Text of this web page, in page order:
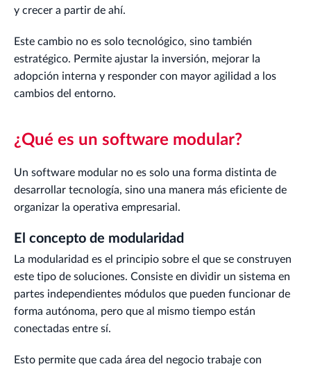
y crecer a partir de ahí.
Este cambio no es solo tecnológico, sino también
estratégico. Permite ajustar la inversión, mejorar la
adopción interna y responder con mayor agilidad a los
cambios del entorno.
¿Qué es un software modular?
Un software modular no es solo una forma distinta de
desarrollar tecnología, sino una manera más eficiente de
organizar la operativa empresarial.
El concepto de modularidad
La modularidad es el principio sobre el que se construyen
este tipo de soluciones. Consiste en dividir un sistema en
partes independientes módulos que pueden funcionar de
forma autónoma, pero que al mismo tiempo están
conectadas entre sí.
Esto permite que cada área del negocio trabaje con